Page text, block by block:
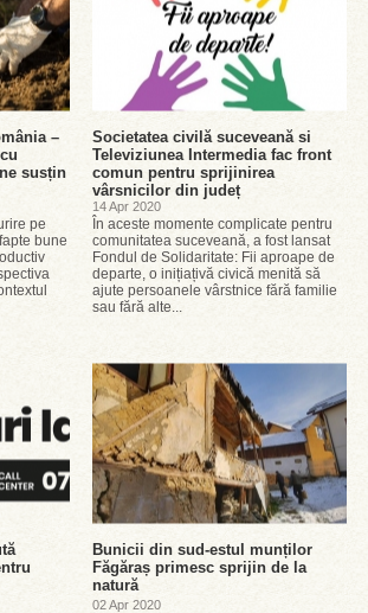
–
susțin
pe
bune
Societatea civilă suceveană si
Televiziunea Intermedia fac front
comun pentru sprijinirea
vârsnicilor din județ
14 Apr 2020
În aceste momente complicate pentru
comunitatea suceveană, a fost lansat
Fondul de Solidaritate: Fii aproape de
departe, o inițiațivă civică menită să
ajute persoanele vârstnice fără familie
sau fără alte...
Bunicii din sud-estul munților
Făgăraș primesc sprijin de la
natură
02 Apr 2020